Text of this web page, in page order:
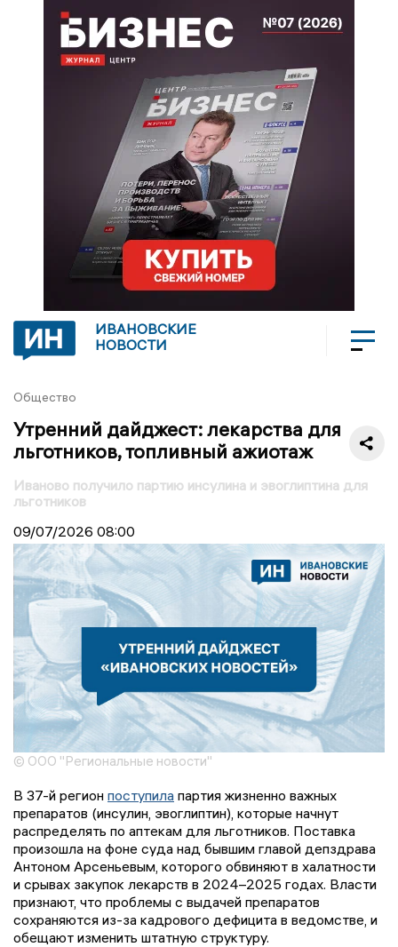
ИВАНОВСКИЕ
НОВОСТИ
Общество
Утренний дайджест: лекарства для
льготников, топливный ажиотаж
Иваново получило партию инсулина и эвоглиптина для
льготников
09/07/2026 08:00
© ООО "Региональные новости"
В 37-й регион поступила партия жизненно важных
препаратов (инсулин, эвоглиптин), которые начнут
распределять по аптекам для льготников. Поставка
произошла на фоне суда над бывшим главой депздрава
Антоном Арсеньевым, которого обвиняют в халатности
и срывах закупок лекарств в 2024–2025 годах. Власти
признают, что проблемы с выдачей препаратов
сохраняются из-за кадрового дефицита в ведомстве, и
обещают изменить штатную структуру.